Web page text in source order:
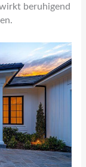
beruhigend